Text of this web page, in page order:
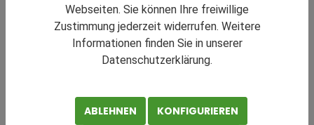
Webseiten. Sie können Ihre freiwillige
Zustimmung jederzeit widerrufen. Weitere
Informationen finden Sie in unserer
Datenschutzerklärung.
ABLEHNEN
KONFIGURIEREN